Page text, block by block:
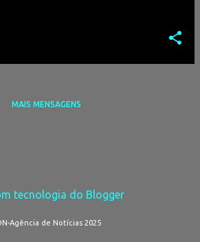
MAIS MENSAGENS
tecnologia do Blogger
Agência de Notícias 2025